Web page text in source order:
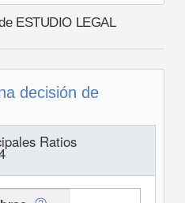
ESTUDIO LEGAL
decisión de
Ratios